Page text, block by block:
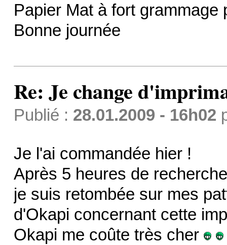
Papier Mat à fort grammage
Bonne journée
Re: Je change
Publié : 28.01.2009 - 16h02
Je l'ai commandée hier !
Après 5 heures de
je suis retombée sur mes
d'Okapi concernant cette
Okapi me coûte très cher